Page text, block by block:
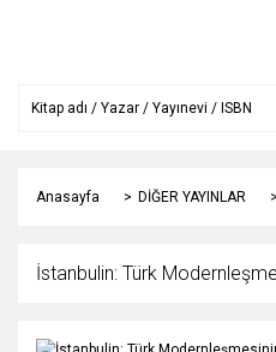
Anasayfa DİĞER YAYINLAR
İstanbulin: Türk